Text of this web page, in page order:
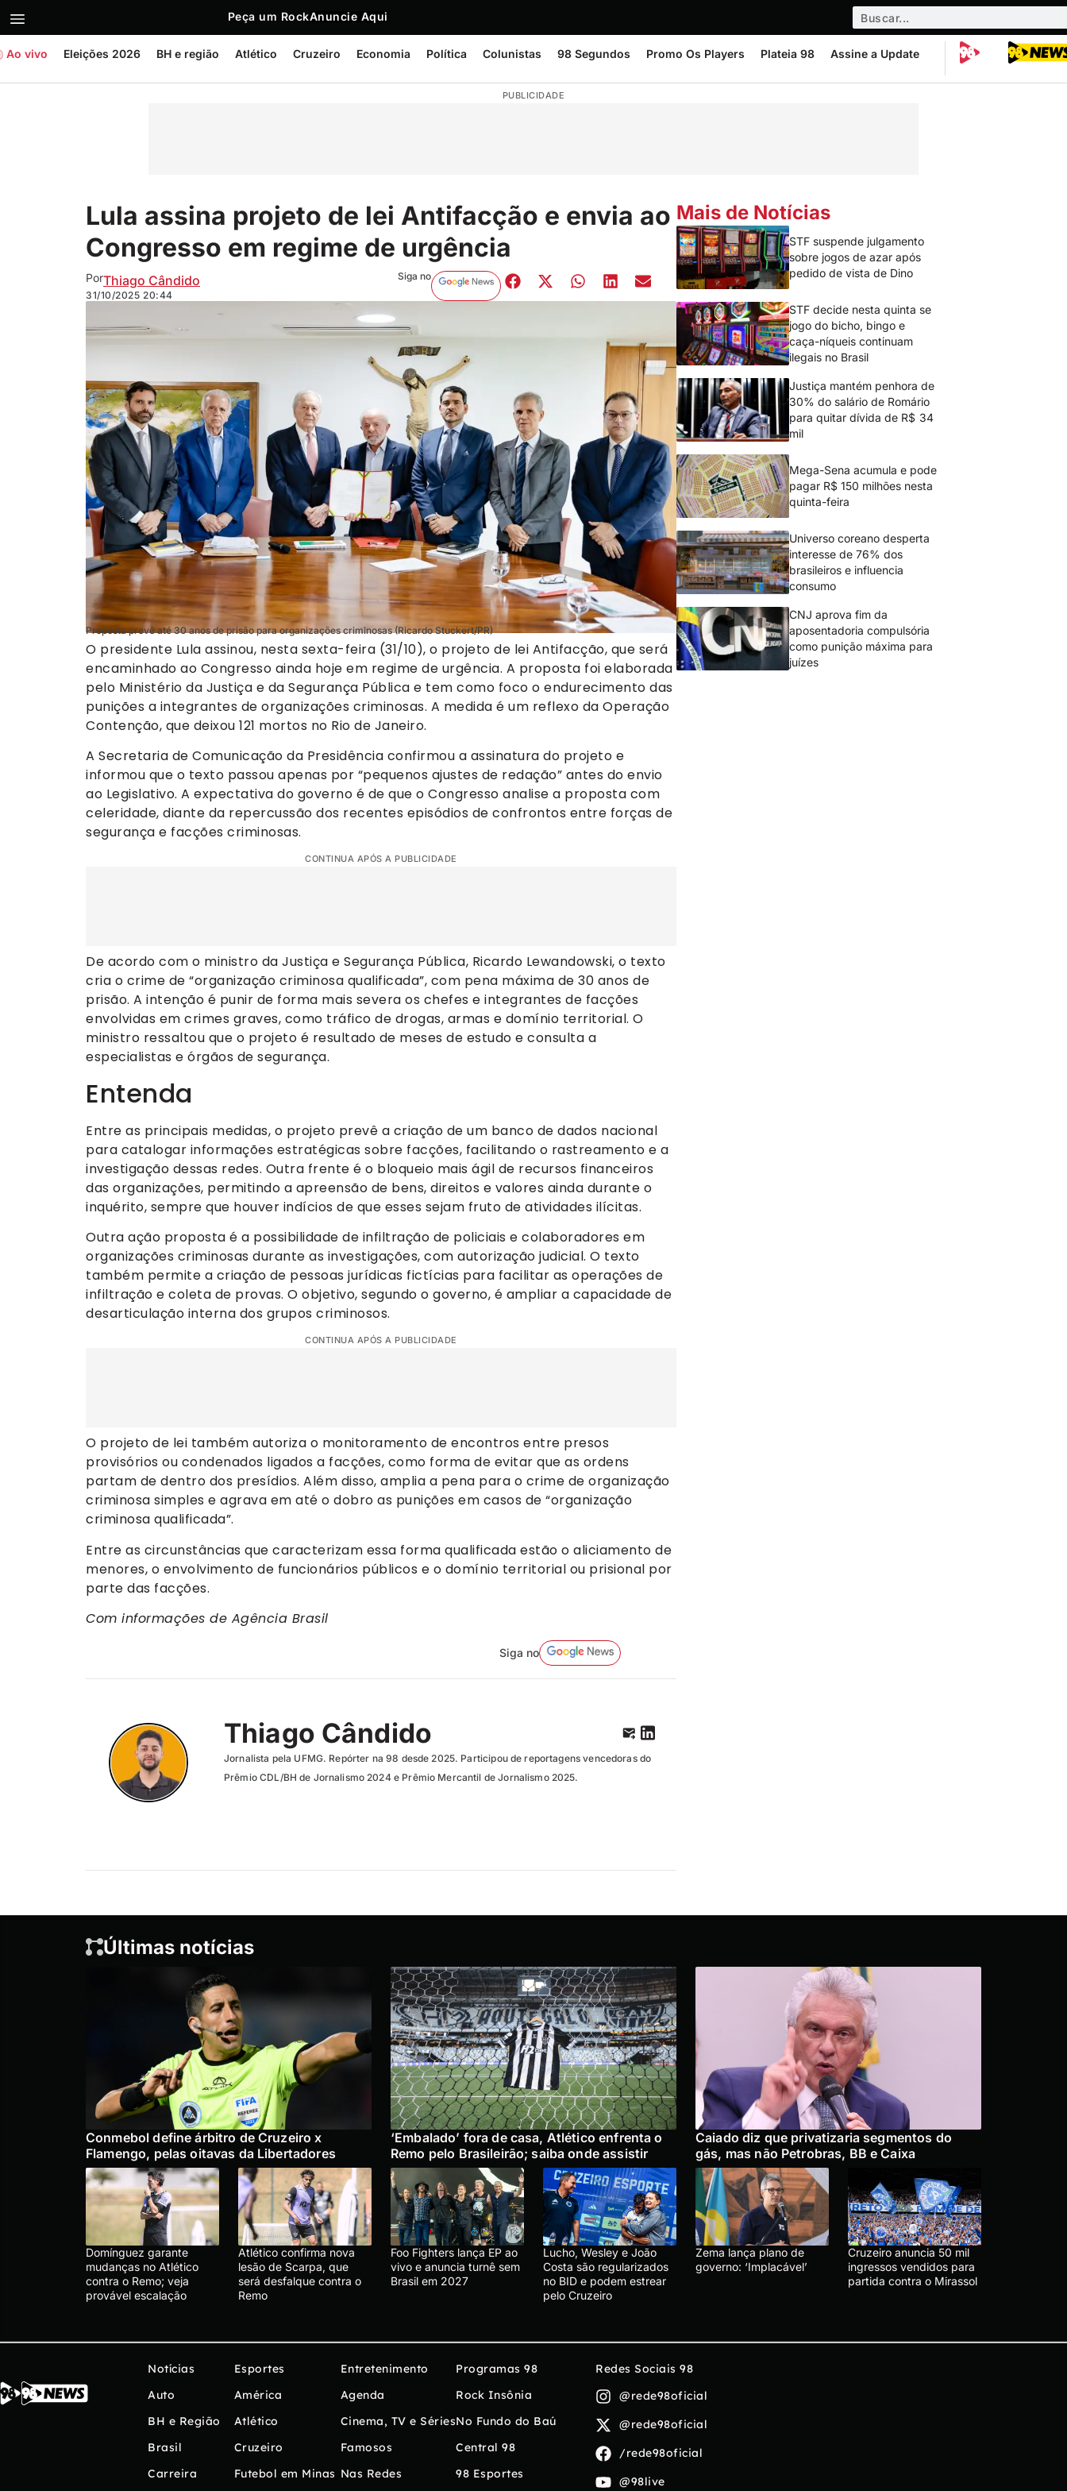
Peça um RockAnuncie Aqui
Ao vivo Eleições 2026 BH e região Atlético Cruzeiro Economia Política Colunistas 98 Segundos Promo Os Players Plateia 98 Assine a Update
PUBLICIDADE
Lula assina projeto de lei Antifacção e envia ao
Congresso em regime de urgência
PorThiago Cândido
31/10/2025 20:44
Siga no
Proposta prevê até 30 anos de prisão para organizações criminosas (Ricardo Stuckert/PR)
O presidente Lula assinou, nesta sexta-feira (31/10), o projeto de lei Antifacção, que será
encaminhado ao Congresso ainda hoje em regime de urgência. A proposta foi elaborada
pelo Ministério da Justiça e da Segurança Pública e tem como foco o endurecimento das
punições a integrantes de organizações criminosas. A medida é um reflexo da Operação
Contenção, que deixou 121 mortos no Rio de Janeiro.
A Secretaria de Comunicação da Presidência confirmou a assinatura do projeto e
informou que o texto passou apenas por “pequenos ajustes de redação” antes do envio
ao Legislativo. A expectativa do governo é de que o Congresso analise a proposta com
celeridade, diante da repercussão dos recentes episódios de confrontos entre forças de
segurança e facções criminosas.
CONTINUA APÓS A PUBLICIDADE
De acordo com o ministro da Justiça e Segurança Pública, Ricardo Lewandowski, o texto
cria o crime de “organização criminosa qualificada”, com pena máxima de 30 anos de
prisão. A intenção é punir de forma mais severa os chefes e integrantes de facções
envolvidas em crimes graves, como tráfico de drogas, armas e domínio territorial. O
ministro ressaltou que o projeto é resultado de meses de estudo e consulta a
especialistas e órgãos de segurança.
Entenda
Entre as principais medidas, o projeto prevê a criação de um banco de dados nacional
para catalogar informações estratégicas sobre facções, facilitando o rastreamento e a
investigação dessas redes. Outra frente é o bloqueio mais ágil de recursos financeiros
das organizações, permitindo a apreensão de bens, direitos e valores ainda durante o
inquérito, sempre que houver indícios de que esses sejam fruto de atividades ilícitas.
Outra ação proposta é a possibilidade de infiltração de policiais e colaboradores em
organizações criminosas durante as investigações, com autorização judicial. O texto
também permite a criação de pessoas jurídicas fictícias para facilitar as operações de
infiltração e coleta de provas. O objetivo, segundo o governo, é ampliar a capacidade de
desarticulação interna dos grupos criminosos.
CONTINUA APÓS A PUBLICIDADE
O projeto de lei também autoriza o monitoramento de encontros entre presos
provisórios ou condenados ligados a facções, como forma de evitar que as ordens
partam de dentro dos presídios. Além disso, amplia a pena para o crime de organização
criminosa simples e agrava em até o dobro as punições em casos de “organização
criminosa qualificada”.
Entre as circunstâncias que caracterizam essa forma qualificada estão o aliciamento de
menores, o envolvimento de funcionários públicos e o domínio territorial ou prisional por
parte das facções.
Com informações de Agência Brasil
Siga no
Thiago Cândido
Jornalista pela UFMG. Repórter na 98 desde 2025. Participou de reportagens vencedoras do
Prêmio CDL/BH de Jornalismo 2024 e Prêmio Mercantil de Jornalismo 2025.
Mais de Notícias
STF suspende julgamento
sobre jogos de azar após
pedido de vista de Dino
STF decide nesta quinta se
jogo do bicho, bingo e
caça-níqueis continuam
ilegais no Brasil
Justiça mantém penhora de
30% do salário de Romário
para quitar dívida de R$ 34
mil
Mega-Sena acumula e pode
pagar R$ 150 milhões nesta
quinta-feira
Universo coreano desperta
interesse de 76% dos
brasileiros e influencia
consumo
CNJ aprova fim da
aposentadoria compulsória
como punição máxima para
juízes
Últimas notícias
Conmebol define árbitro de Cruzeiro x
Flamengo, pelas oitavas da Libertadores
‘Embalado’ fora de casa, Atlético enfrenta o
Remo pelo Brasileirão; saiba onde assistir
Caiado diz que privatizaria segmentos do
gás, mas não Petrobras, BB e Caixa
Domínguez garante
mudanças no Atlético
contra o Remo; veja
provável escalação
Atlético confirma nova
lesão de Scarpa, que
será desfalque contra o
Remo
Foo Fighters lança EP ao
vivo e anuncia turnê sem
Brasil em 2027
Lucho, Wesley e João
Costa são regularizados
no BID e podem estrear
pelo Cruzeiro
Zema lança plano de
governo: ‘Implacável’
Cruzeiro anuncia 50 mil
ingressos vendidos para
partida contra o Mirassol
Notícias
Auto
BH e Região
Brasil
Carreira
Esportes
América
Atlético
Cruzeiro
Futebol em Minas
Entretenimento
Agenda
Cinema, TV e Séries
Famosos
Nas Redes
Programas 98
Rock Insônia
No Fundo do Baú
Central 98
98 Esportes
Redes Sociais 98
@rede98oficial
@rede98oficial
/rede98oficial
@98live